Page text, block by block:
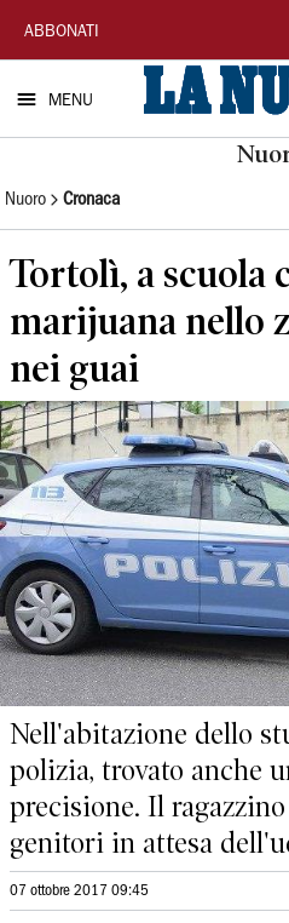
La
Nuova
Sardegna
ABBONATI
MENU
Nuoro Cronaca
Tortolì, a scuola
marijuana nello
nei guai
Nell'abitazione dello
polizia, trovato anche
precisione. Il
genitori in attesa
07 ottobre 2017 09:45